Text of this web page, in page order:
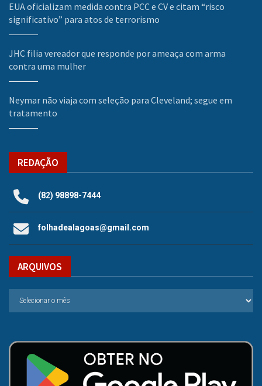
EUA oficializam medida contra PCC e CV e citam “risco
significativo” para atos de terrorismo
JHC filia vereador que responde por ameaça com arma
contra uma mulher
Neymar não viaja com seleção para Cleveland; segue em
tratamento
REDAÇÃO
(82) 98898-7444
folhadealagoas@gmail.com
ARQUIVOS